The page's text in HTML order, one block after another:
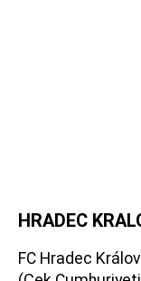
HRADEC
FC Hradec